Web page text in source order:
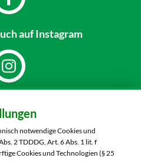
auf Instagram
Bautzen
Straße 14
Bautzen
notwendige Cookies und
2 TDDDG, Art. 6 Abs. 1 lit. f
Cookies und Technologien (§ 25